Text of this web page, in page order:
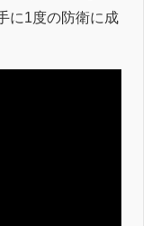
に1度の防衛に成